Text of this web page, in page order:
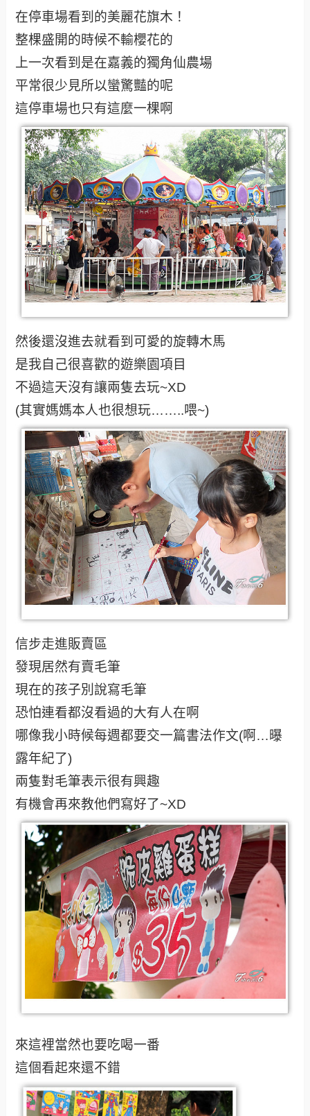
在停車場看到的美麗花旗木！
整棵盛開的時候不輸櫻花的
上一次看到是在嘉義的獨角仙農場
平常很少見所以蠻驚豔的呢
這停車場也只有這麼一棵啊
然後還沒進去就看到可愛的旋轉木馬
是我自己很喜歡的遊樂園項目
不過這天沒有讓兩隻去玩~XD
(其實媽媽本人也很想玩……..喂~)
信步走進販賣區
發現居然有賣毛筆
現在的孩子別說寫毛筆
恐怕連看都沒看過的大有人在啊
哪像我小時候每週都要交一篇書法作文(啊…曝
露年紀了)
兩隻對毛筆表示很有興趣
有機會再來教他們寫好了~XD
來這裡當然也要吃喝一番
這個看起來還不錯